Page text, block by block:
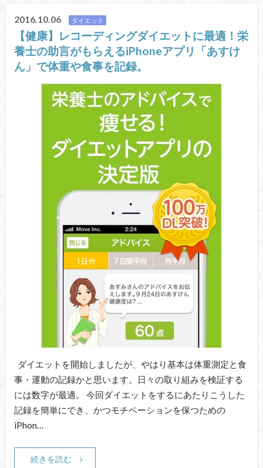
2016.10.06 ダイエット
【健康】レコーディングダイエットに最適！栄
養士の助言がもらえるiPhoneアプリ「あすけ
ん」で体重や食事を記録。
ダイエットを開始しましたが、やはり基本は体重測定と食
事・運動の記録かと思います。日々の取り組みを検証する
には数字が最適。 今回ダイエットをするにあたりこうした
記録を簡単にでき、かつモチベーションを保つための
iPhon…
続きを読む